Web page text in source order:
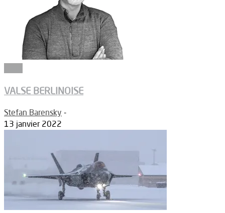
VALSE BERLINOISE
Stefan Barensky -
13 janvier 2022